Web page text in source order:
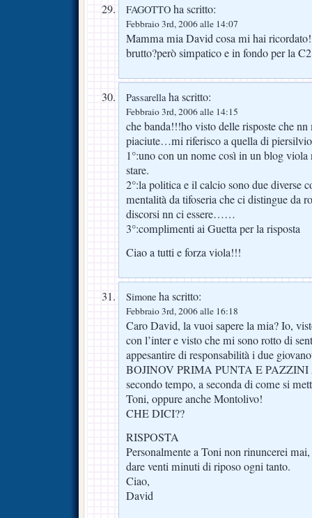
FAGOTTO ha scritto:
Febbraio 3rd, 2006 alle 14:07
Mamma mia David cosa mi hai
brutto?però simpatico e in fondo per la
Passarellaha scritto:
Febbraio 3rd, 2006 alle 14:15
che banda!!!ho visto delle risposte che
piaciute…mi riferisco a quella di
1°:uno con un nome così in un blog
stare.
2°:la politica e il calcio sono due diverse
mentalità da tifoseria che ci distingue da
discorsi nn ci essere……
3°:complimenti ai Guetta per la risposta
Ciao a tutti e forza viola!!!
Simone ha scritto:
Febbraio 3rd, 2006 alle 16:18
Caro David, la vuoi sapere la mia? Io,
con l’inter e visto che mi sono rotto di
appesantire di responsabilità i due
BOJINOV PRIMA PUNTA E
secondo tempo, a seconda di come si
Toni, oppure anche Montolivo!
CHE DICI??
RISPOSTA
Personalmente a Toni non rinuncerei
dare venti minuti di riposo ogni tanto.
Ciao,
David